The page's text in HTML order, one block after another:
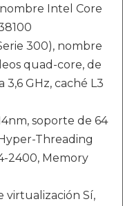
Intel Core
300), nombre
quad-core, de
3,6 GHz, caché L3
soporte de 64
Threading
2400, Memory
virtualización Sí,